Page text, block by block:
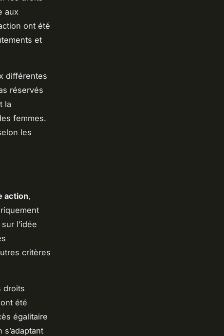
aux
ont été
et
différentes
réservés
la
femmes.
les
action,
l’idée
critères
droits
été
égalitaire